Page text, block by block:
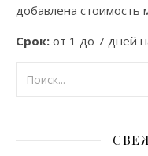
добавлена стоимость
Срок: от 1 до 7 дней